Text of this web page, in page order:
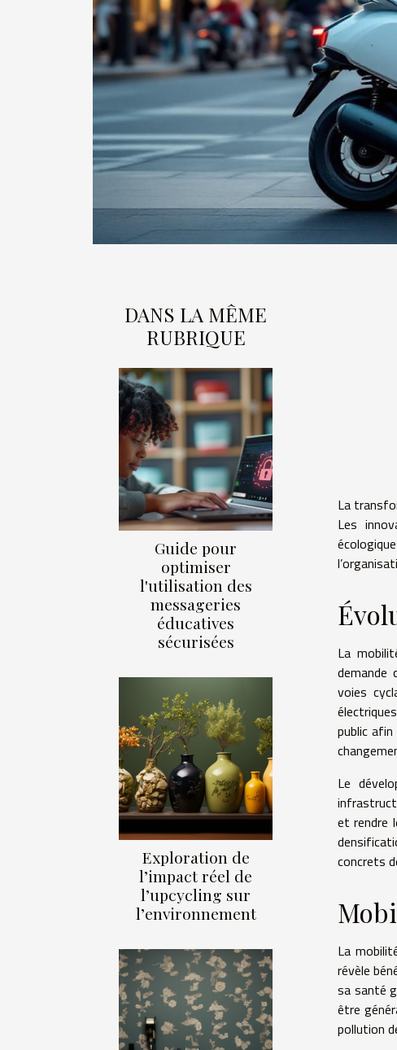
DANS LA MÊME
RUBRIQUE
Guide pour
optimiser
l'utilisation des
messageries
éducatives
sécurisées
Exploration de
l’impact réel de
l’upcycling sur
l’environnement
La
Les
La
demande
voies
public
Le
et rendre
concrets
La
révèle
sa santé
être
pollution